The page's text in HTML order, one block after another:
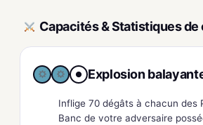
Capacités & Statistiques de
● Explosion
Inflige 70 dégâts à chacun des
Banc de votre adversaire